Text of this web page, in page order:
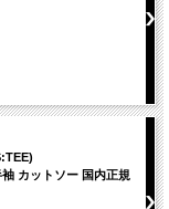
カットソー 国内正規